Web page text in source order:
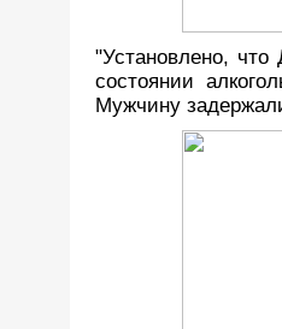
"Установлено,
состоянии
Мужчину